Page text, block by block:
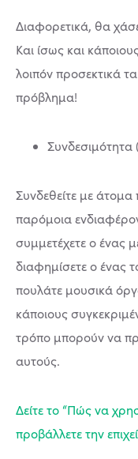
Διαφορετικά, θα
Και ίσως και
λοιπόν προσεκτικά
πρόβλημα!
Συνδεθείτε με άτομα
παρόμοια
συμμετέχετε ο ένας
διαφημίσετε ο ένας
πουλάτε μουσικά
κάποιους
τρόπο μπορούν να
αυτούς.
Δείτε το “Πώς να
προβάλλετε την